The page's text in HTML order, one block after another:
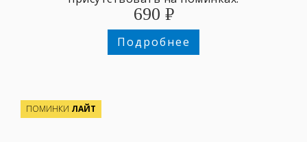
690 ₽
Подробнее
ПОМИНКИ ЛАЙТ